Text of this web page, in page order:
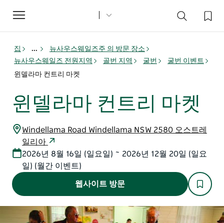
Toggle
navigation
집 ...
뉴사우스웨일즈주 의 방문 장소
뉴사우스웨일즈 전원지역
골번 지역 굴번
굴번 이벤트
윈델라마 컨트리 마켓
윈델라마 컨트리 마켓
Windellama Road Windellama NSW 2580 오스트레
일리아
2026년 8월 16일 (일요일) ~ 2026년 12월 20일 (일요
일) (월간 이벤트)
웹사이트 방문